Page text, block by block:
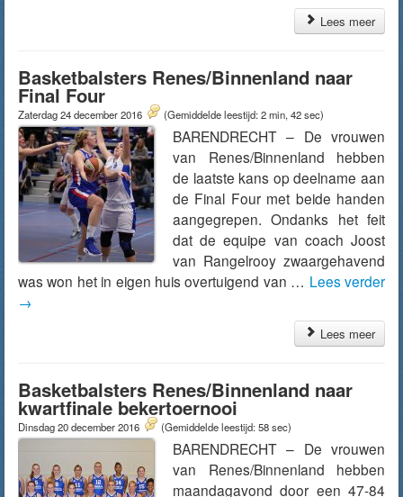
Lees meer
Basketbalsters Renes/Binnenland naar
Final Four
Zaterdag 24 december 2016 (Gemiddelde leestijd: 2 min, 42 sec)
BARENDRECHT – De vrouwen
van Renes/Binnenland hebben
de laatste kans op deelname aan
de Final Four met beide handen
aangegrepen. Ondanks het feit
dat de equipe van coach Joost
van Rangelrooy zwaargehavend
was won het in eigen huis overtuigend van … Lees verder
→
Lees meer
Basketbalsters Renes/Binnenland naar
kwartfinale bekertoernooi
Dinsdag 20 december 2016 (Gemiddelde leestijd: 58 sec)
BARENDRECHT – De vrouwen
van Renes/Binnenland hebben
maandagavond door een 47-84